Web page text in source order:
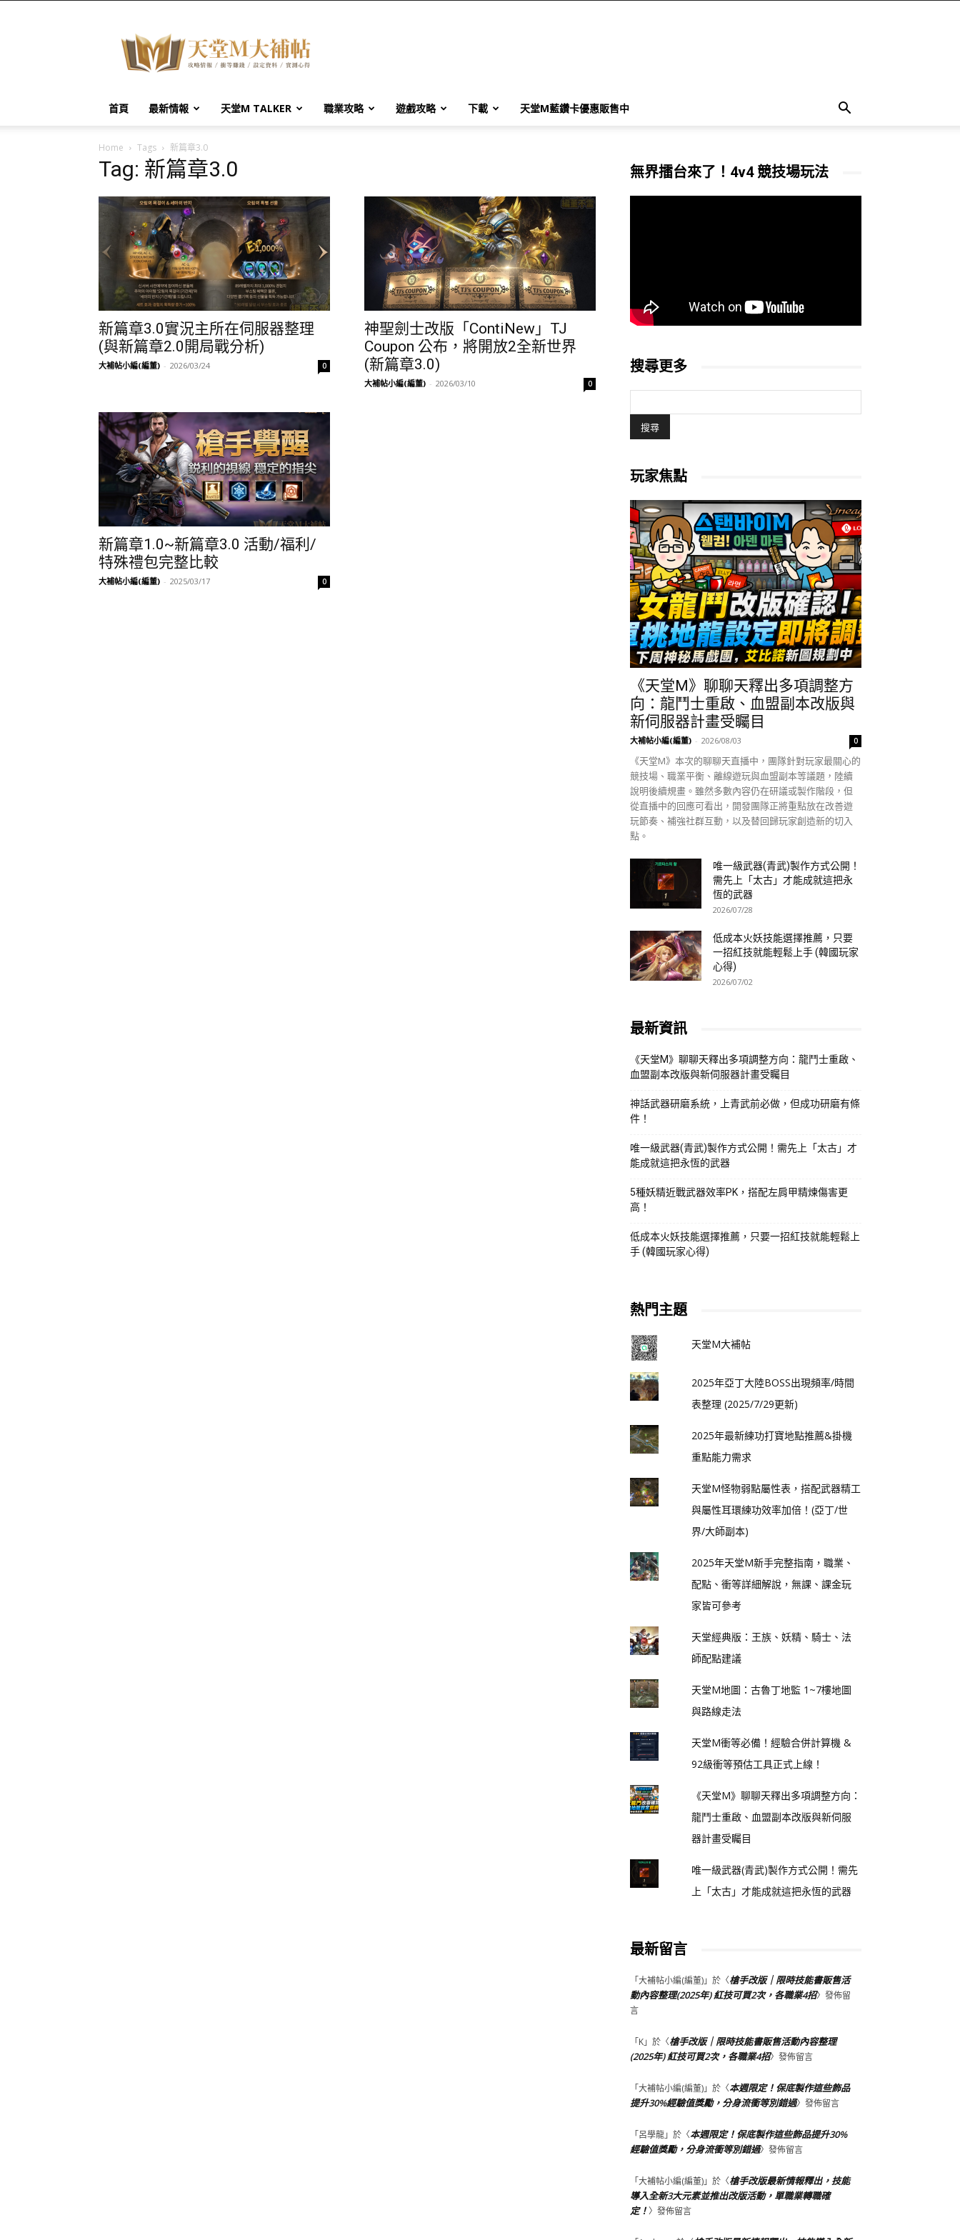
堂
M
大
帖
首頁 最新情報 天堂M TALKER 職業攻略 遊戲攻略 下載 天堂M藍鑽卡優惠販售中
Home Tags 新篇章3.0
Tag: 新篇章3.0
新篇章3.0實況主所在伺服器整理
(與新篇章2.0開局戰分析)
大補帖小編(編董) - 2026/03/24 0
神聖劍士改版「ContiNew」TJ
Coupon 公布，將開放2全新世界
(新篇章3.0)
大補帖小編(編董) - 2026/03/10 0
新篇章1.0~新篇章3.0 活動/福利/
特殊禮包完整比較
大補帖小編(編董) - 2025/03/17 0
無界擂台來了！4v4 競技場玩法
搜尋更多
玩家焦點
《天堂M》聊聊天釋出多項調整方
向：龍鬥士重啟、血盟副本改版與
新伺服器計畫受矚目
大補帖小編(編董) - 2026/08/03 0
《天堂M》本次的聊聊天直播中，團隊針對玩家最關心的
競技場、職業平衡、離線遊玩與血盟副本等議題，陸續
說明後續規畫。雖然多數內容仍在研議或製作階段，但
從直播中的回應可看出，開發團隊正將重點放在改善遊
玩節奏、補強社群互動，以及替回歸玩家創造新的切入
點。
唯一級武器(青武)製作方式公開！
需先上「太古」才能成就這把永
恆的武器
2026/07/28
低成本火妖技能選擇推薦，只要
一招紅技就能輕鬆上手 (韓國玩家
心得)
2026/07/02
最新資訊
《天堂M》聊聊天釋出多項調整方向：龍鬥士重啟、
血盟副本改版與新伺服器計畫受矚目
神話武器研磨系統，上青武前必做，但成功研磨有條
件！
唯一級武器(青武)製作方式公開！需先上「太古」才
能成就這把永恆的武器
5種妖精近戰武器效率PK，搭配左肩甲精煉傷害更
高！
低成本火妖技能選擇推薦，只要一招紅技就能輕鬆上
手 (韓國玩家心得)
熱門主題
天堂M大補帖
2025年亞丁大陸BOSS出現頻率/時間
表整理 (2025/7/29更新)
2025年最新練功打寶地點推薦&掛機
重點能力需求
天堂M怪物弱點屬性表，搭配武器精工
與屬性耳環練功效率加倍！(亞丁/世
界/大師副本)
2025年天堂M新手完整指南，職業、
配點、衝等詳細解說，無課、課金玩
家皆可參考
天堂經典版：王族、妖精、騎士、法
師配點建議
天堂M地圖：古魯丁地監 1~7樓地圖
與路線走法
天堂M衝等必備！經驗合併計算機 &
92級衝等預估工具正式上線！
《天堂M》聊聊天釋出多項調整方向：
龍鬥士重啟、血盟副本改版與新伺服
器計畫受矚目
唯一級武器(青武)製作方式公開！需先
上「太古」才能成就這把永恆的武器
最新留言
「大補帖小編(編董)」於〈槍手改版｜限時技能書販售活
動內容整理(2025年) 紅技可買2次，各職業4招〉發佈留
言
「K」於〈槍手改版｜限時技能書販售活動內容整理
(2025年) 紅技可買2次，各職業4招〉發佈留言
「大補帖小編(編董)」於〈本週限定！保底製作這些飾品
提升30%經驗值獎勵，分身流衝等別錯過〉發佈留言
「呂學龍」於〈本週限定！保底製作這些飾品提升30%
經驗值獎勵，分身流衝等別錯過〉發佈留言
「大補帖小編(編董)」於〈槍手改版最新情報釋出，技能
導入全新3大元素並推出改版活動，單職業轉職確
定！〉發佈留言